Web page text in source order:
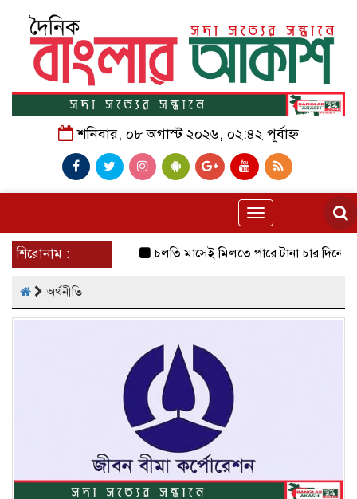
শনিবার, ০৮ অগাস্ট ২০২৬, ০২:৪২ পূর্বাহ্ন
Toggle
navigation
শিরোনাম : চলতি মাসেই মিলতে পারে টানা চার দিনের ছুটির
অর্থনীতি